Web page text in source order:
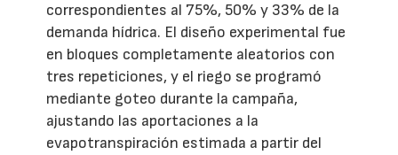
correspondientes al 75%, 50% y 33% de la
demanda hídrica. El diseño experimental fue
en bloques completamente aleatorios con
tres repeticiones, y el riego se programó
mediante goteo durante la campaña,
ajustando las aportaciones a la
evapotranspiración estimada a partir del